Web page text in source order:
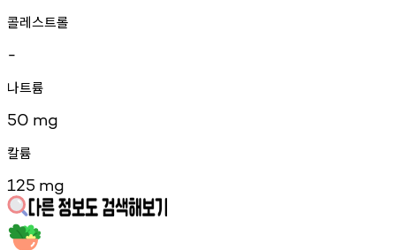
콜레스트롤
-
나트륨
50 mg
칼륨
125 mg